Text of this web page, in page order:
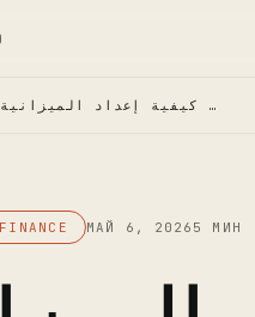
كيفية إعداد الميزانية كطالب دولي …
МАЙ 6, 2026 5 МИН